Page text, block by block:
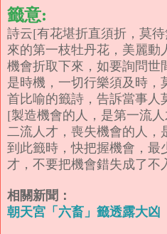
籤意:
詩云[有花堪折直須折，莫
來的第一枝牡丹花，美麗
機會折取下來，如要詢問世
是時機，一切行樂須及時，
首比喻的籤詩，告訴當事人
[製造機會的人，是第一流
二流人才，喪失機會的人，
到此籤時，快把握機會，最
才，不要把機會錯失成了不
相關新聞：
朝天宮「六畜」籤透露大凶